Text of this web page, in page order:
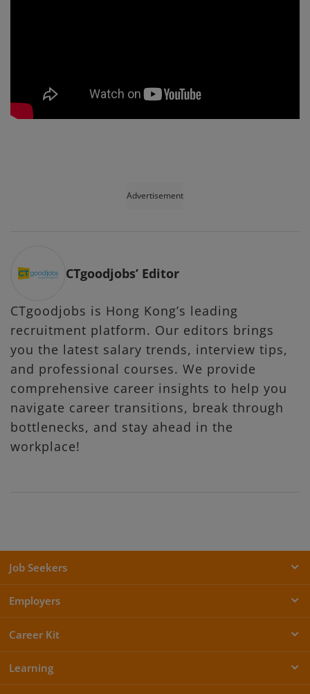
Advertisement
CTgoodjobs’ Editor
CTgoodjobs is Hong Kong’s leading
recruitment platform. Our editors brings
you the latest salary trends, interview tips,
and professional courses. We provide
comprehensive career insights to help you
navigate career transitions, break through
bottlenecks, and stay ahead in the
workplace!
Job Seekers
Employers
Career Kit
Learning